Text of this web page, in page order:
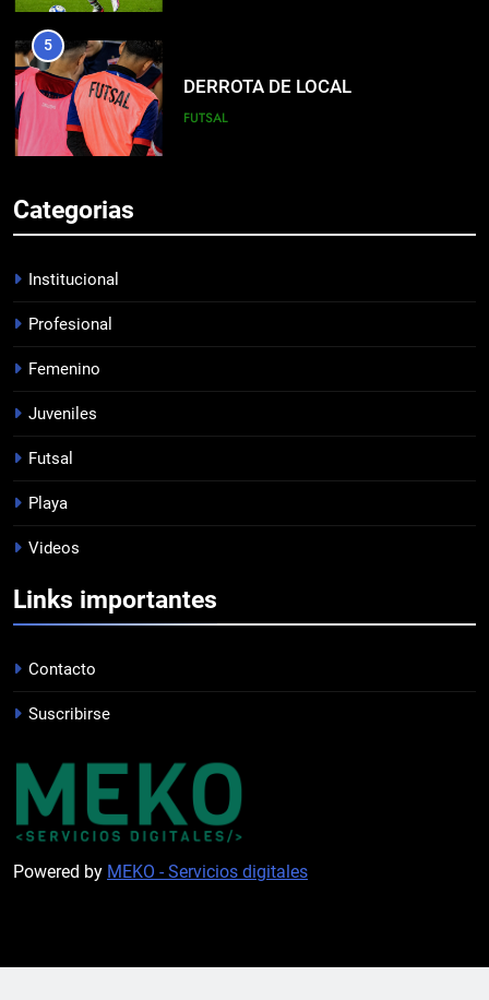
5
DERROTA DE LOCAL
FUTSAL
LISTA DE CONVOCADOS
7
8
1
FEMENINO
PRÓXIMO PARTIDO
PROFESIONAL
Categorias
Institucional
Profesional
Femenino
Juveniles
Futsal
Playa
Videos
Links importantes
Contacto
Suscribirse
Powered by MEKO - Servicios digitales